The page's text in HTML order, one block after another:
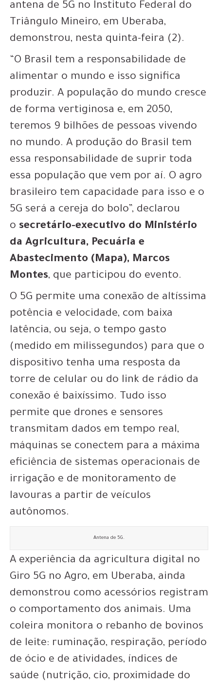
antena de 5G no Instituto Federal do
Triângulo Mineiro, em Uberaba,
demonstrou, nesta quinta-feira (2).
“O Brasil tem a responsabilidade de
alimentar o mundo e isso significa
produzir. A população do mundo cresce
de forma vertiginosa e, em 2050,
teremos 9 bilhões de pessoas vivendo
no mundo. A produção do Brasil tem
essa responsabilidade de suprir toda
essa população que vem por aí. O agro
brasileiro tem capacidade para isso e o
5G será a cereja do bolo”, declarou
o secretário-executivo do Ministério
da Agricultura, Pecuária e
Abastecimento (Mapa), Marcos
Montes, que participou do evento.
O 5G permite uma conexão de altíssima
potência e velocidade, com baixa
latência, ou seja, o tempo gasto
(medido em milissegundos) para que o
dispositivo tenha uma resposta da
torre de celular ou do link de rádio da
conexão é baixíssimo. Tudo isso
permite que drones e sensores
transmitam dados em tempo real,
máquinas se conectem para a máxima
eficiência de sistemas operacionais de
irrigação e de monitoramento de
lavouras a partir de veículos
autônomos.
Antena de 5G.
A experiência da agricultura digital no
Giro 5G no Agro, em Uberaba, ainda
demonstrou como acessórios registram
o comportamento dos animais. Uma
coleira monitora o rebanho de bovinos
de leite: ruminação, respiração, período
de ócio e de atividades, índices de
saúde (nutrição, cio, proximidade do